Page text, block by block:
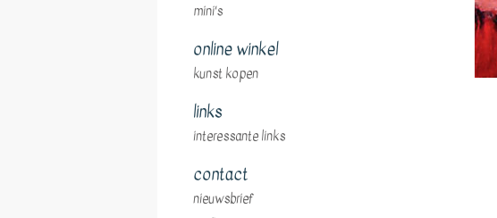
mini's
online winkel
kunst kopen
links
interessante links
contact
nieuwsbrief